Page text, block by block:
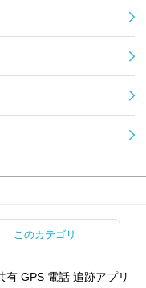
このカテゴリ
有 GPS 電話 追跡アプリ